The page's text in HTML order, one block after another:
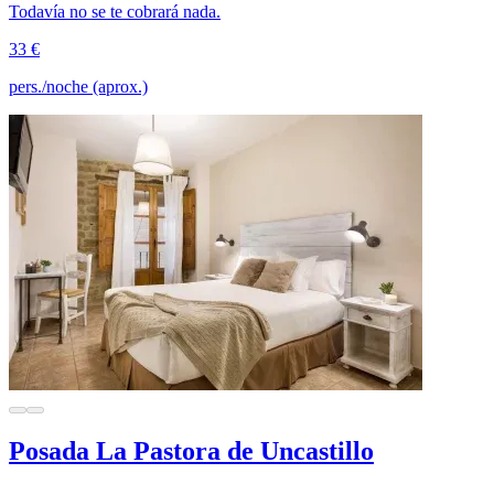
Todavía no se te cobrará nada.
33 €
pers./noche (aprox.)
Posada La Pastora de Uncastillo